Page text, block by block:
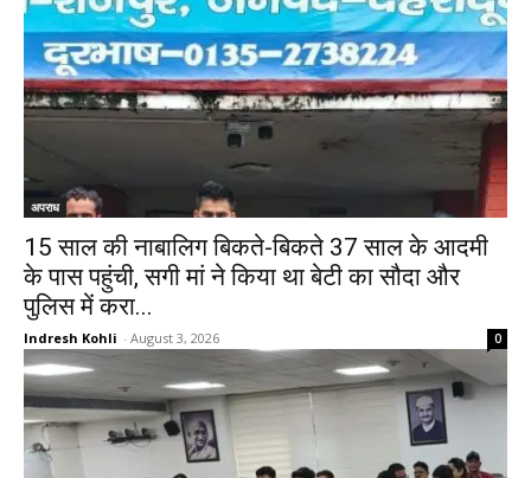
अपराध
15 साल की नाबालिग बिकते-बिकते 37 साल के आदमी
के पास पहुंची, सगी मां ने किया था बेटी का सौदा और
पुलिस में करा...
Indresh Kohli - August 3, 2026 0